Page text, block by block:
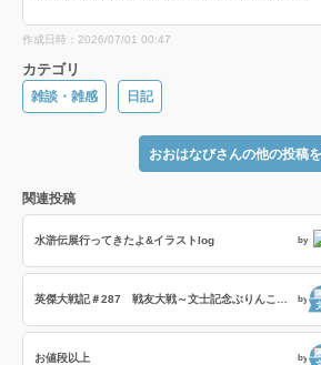
作成日時：2026/07/01 00:47
カテゴリ
雑談・雑感 日記
おおはなびさんの他の投稿
関連投稿
水滸伝展行ってきたよ&イラストlog by
by
お値段以上 by